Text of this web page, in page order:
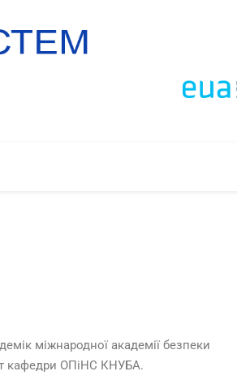
міжнародної академії безпеки
кафедри ОПіНС КНУБА.